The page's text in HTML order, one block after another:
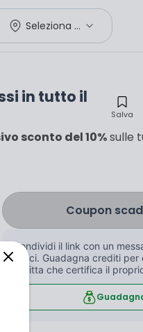
Seleziona città
in tutto il
Salva
sconto del 10%sulle
Coupon
Condividi il link con un
amici. Guadagna crediti
iscritta che certifica il